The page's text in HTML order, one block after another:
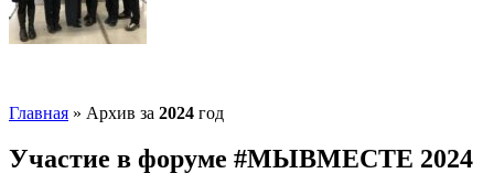
Главная » Архив за 2024 год
Участие в форуме #МЫВМЕСТЕ 2024